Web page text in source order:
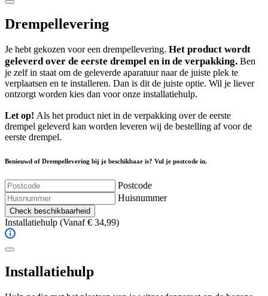
Drempellevering
Je hebt gekozen voor een drempellevering. Het product wordt
geleverd over de eerste drempel en in de verpakking. Ben
je zelf in staat om de geleverde aparatuur naar de juiste plek te
verplaatsen en te installeren. Dan is dit de juiste optie. Wil je liever
ontzorgt worden kies dan voor onze installatiehulp.
Let op! Als het product niet in de verpakking over de eerste
drempel geleverd kan worden leveren wij de bestelling af voor de
eerste drempel.
Benieuwd of Drempellevering bij je beschikbaar is? Vul je postcode in.
Postcode
Huisnummer
Check beschikbaarheid
Installatiehulp (Vanaf € 34,99)
Installatiehulp